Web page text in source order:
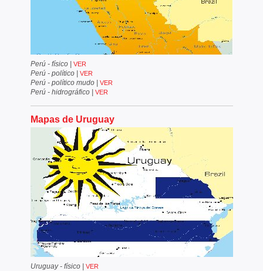
Perú - físico| VER
Perú - político| VER
Perú - político mudo VER
Perú - hidrográfico| VER
Mapas de Uruguay
Uruguay - físico| VER